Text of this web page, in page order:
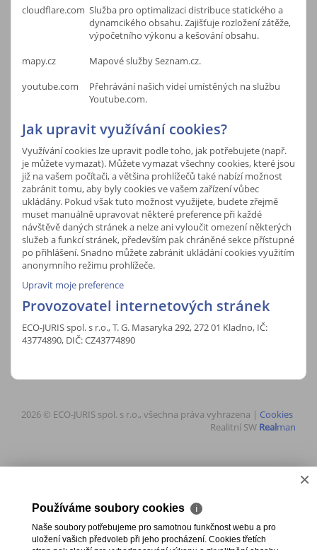
cloudflare.com Služba pro optimalizaci distribuce statického a
dynamcikého obsahu. Zajišťuje rozložení zátěže,
výpočetního výkonu a kešování obsahu.
mapy.cz
Mapové služby Seznam.cz.
youtube.com
Přehrávání našich videí umístěných na službu
Youtube.com.
Jak upravit využívání cookies?
Využívání cookies lze upravit podle toho, jak potřebujete (např.
je můžete vymazat). Můžete vymazat všechny cookies, které jsou
již na vašem počítači, a většina prohlížečů také nabízí možnost
zabránit tomu, aby byly cookies ve vašem zařízení vůbec
ukládány. Pokud však tuto možnost využijete, budete zřejmě
muset manuálně upravovat některé preference při každé
návštěvě daných stránek a nelze ani vyloučit omezení některých
služeb a funkcí stránek, především pak chráněné sekce přístupné
po přihlášení. Snadno můžete zabránit ukládání cookies využitím
anonymního režimu prohlížeče.
Upravit moje preference
Provozovatel internetových stránek
ECO-JURIS spol. s r.o., T. G. Masaryka 292, 272 01 Kladno, IČ:
43774890, DIČ: CZ43774890
2026 © ECO-JURIS spol. s r.o., všechna práva vyhrazena | Cookies
Realitní SW Realman
×
Používáme soubory cookies ℹ
Naše soubory potřebujeme pro samotnou funkčnost webu a pro
uložení vašich předvoleb při jeho procházení. Cookies třetích